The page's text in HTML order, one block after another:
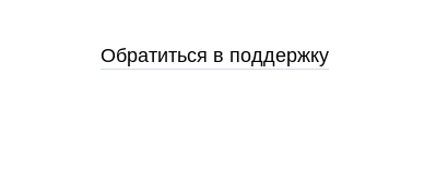
Обратиться в поддержку